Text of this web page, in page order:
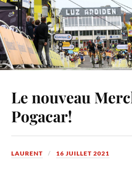
Le nouveau
Pogacar!
LAURENT 16 JUILLET 2021